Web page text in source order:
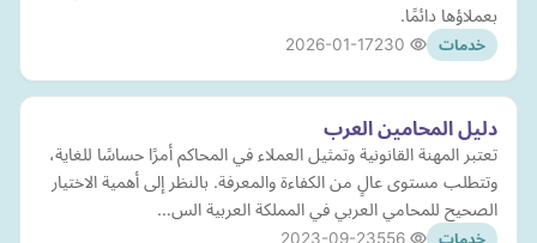
بعملاؤها دائمًا.
خدمات 2026-01-17
دليل المحامين العرب
تعتبر المهنة القانونية وتمثيل العملاء في المحاكم أمرًا حساسًا للغاية،
وتتطلب مستوى عالٍ من الكفاءة والمعرفة. بالنظر إلى أهمية الاختيار
الصحيح للمحامي العربي في المملكة العربية الس…
خدمات 2023-09-23